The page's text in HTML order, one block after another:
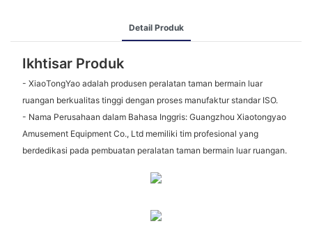
Detail Produk
Ikhtisar Produk
- XiaoTongYao adalah produsen peralatan taman bermain luar
ruangan berkualitas tinggi dengan proses manufaktur standar ISO.
- Nama Perusahaan dalam Bahasa Inggris: Guangzhou Xiaotongyao
Amusement Equipment Co., Ltd memiliki tim profesional yang
berdedikasi pada pembuatan peralatan taman bermain luar ruangan.